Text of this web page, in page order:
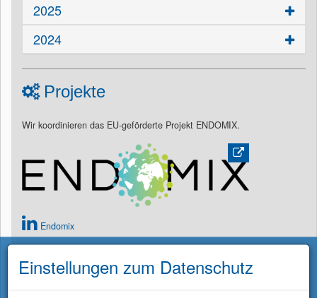
2025
2024
Projekte
Wir koordinieren das EU-geförderte Projekt ENDOMIX.
Endomix
Wir sind Partner im Projekt Deutsches Zentrum für Kinder- und
Einstellungen zum Datenschutz